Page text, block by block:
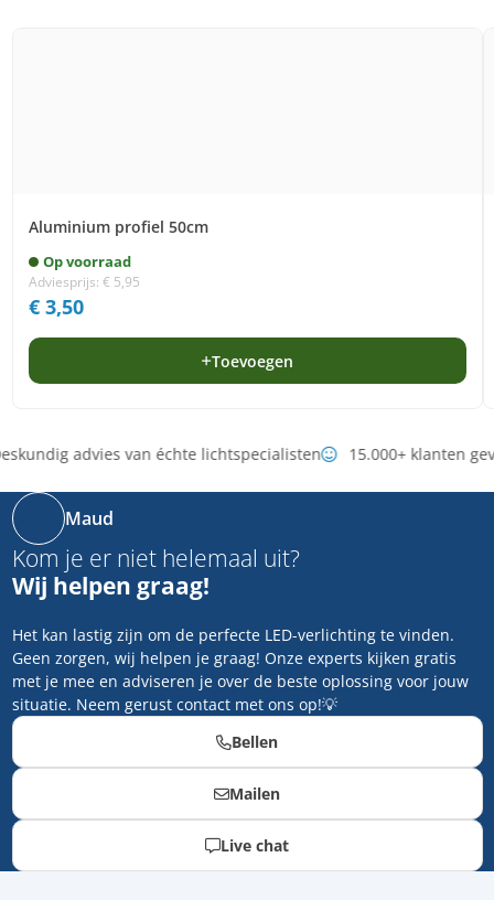
Aluminium profiel 50cm
Op voorraad
Adviesprijs: €5,95
€3,50
Toevoegen
advies van échte lichtspecialisten 15.000+ klanten
Maud
Kom je er niet helemaal uit?
Wij helpen graag!
Het kan lastig zijn om de perfecte LED-verlichting te vinden.
Geen zorgen, wij helpen je graag! Onze experts kijken gratis
met je mee en adviseren je over de beste oplossing voor jouw
situatie. Neem gerust contact met ons op!💡
Bellen
Mailen
Live chat